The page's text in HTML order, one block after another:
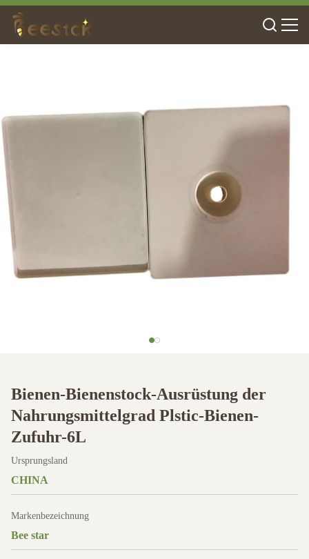
Bienen-Bienenstock-Ausrüstung der
Nahrungsmittelgrad Plstic-Bienen-
Zufuhr-6L
Ursprungsland
CHINA
Markenbezeichnung
Bee star